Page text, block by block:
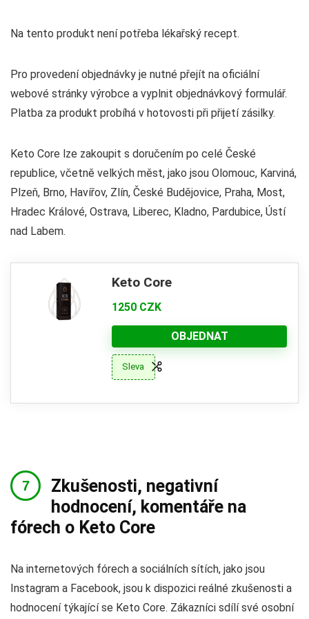
Na tento produkt není potřeba lékařský recept.
Pro provedení objednávky je nutné přejít na oficiální
webové stránky výrobce a vyplnit objednávkový formulář.
Platba za produkt probíhá v hotovosti při přijetí zásilky.
Keto Core lze zakoupit s doručením po celé České
republice, včetně velkých měst, jako jsou Olomouc, Karviná,
Plzeň, Brno, Havířov, Zlín, České Budějovice, Praha, Most,
Hradec Králové, Ostrava, Liberec, Kladno, Pardubice, Ústí
nad Labem.
Keto Core
1250 CZK
OBJEDNAT
Sleva
Zkušenosti, negativní
hodnocení, komentáře na
fórech o Keto Core
Na internetových fórech a sociálních sítích, jako jsou
Instagram a Facebook, jsou k dispozici reálné zkušenosti a
hodnocení týkající se Keto Core. Zákazníci sdílí své osobní